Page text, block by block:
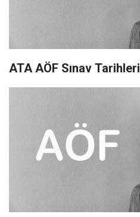
ATA AÖF Sınav Tarihleri